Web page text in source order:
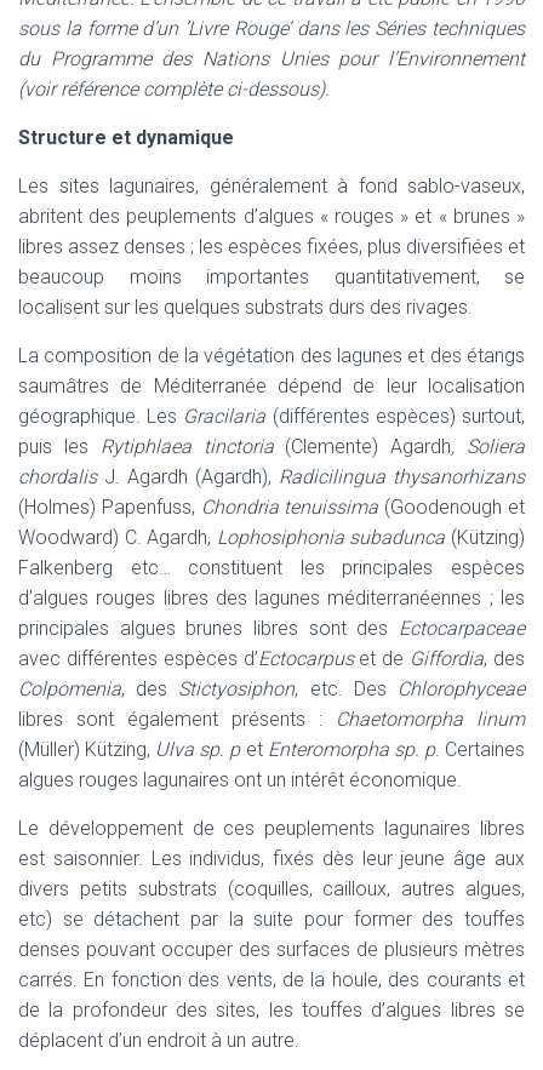
sous la forme d’un ’Livre Rouge’ dans les Séries techniques
du Programme des Nations Unies pour l’Environnement
(voir référence complète ci-dessous).
Structure et dynamique
Les sites lagunaires, généralement à fond sablo-vaseux,
abritent des peuplements d’algues « rouges » et « brunes »
libres assez denses ; les espèces fixées, plus diversifiées et
beaucoup moins importantes quantitativement, se
localisent sur les quelques substrats durs des rivages.
La composition de la végétation des lagunes et des étangs
saumâtres de Méditerranée dépend de leur localisation
géographique. Les Gracilaria (différentes espèces) surtout,
puis les Rytiphlaea tinctoria (Clemente) Agardh, Soliera
chordalisJ. Agardh (Agardh), Radicilingua thysanorhizans
(Holmes) Papenfuss, Chondria tenuissima (Goodenough et
Woodward) C. Agardh, Lophosiphonia subadunca (Kützing)
Falkenberg etc… constituent les principales espèces
d’algues rouges libres des lagunes méditerranéennes ; les
principales algues brunes libres sont des Ectocarpaceae
avec différentes espèces d’Ectocarpuset de Giffordia, des
Colpomenia, des Stictyosiphon, etc. Des
Chlorophyceae
libres sont également présents : Chaetomorpha linum
(Müller) Kützing, Ulva sp. petEnteromorpha sp. p. Certaines
algues rouges lagunaires ont un intérêt économique.
Le développement de ces peuplements lagunaires libres
est saisonnier. Les individus, fixés dès leur jeune âge aux
divers petits substrats (coquilles, cailloux, autres algues,
etc) se détachent par la suite pour former des touffes
denses pouvant occuper des surfaces de plusieurs mètres
carrés. En fonction des vents, de la houle, des courants et
de la profondeur des sites, les touffes d’algues libres se
déplacent d’un endroit à un autre.